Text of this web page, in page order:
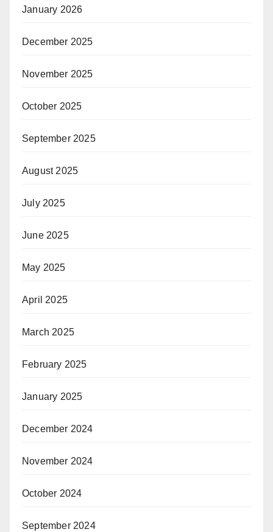
January 2026
December 2025
November 2025
October 2025
September 2025
August 2025
July 2025
June 2025
May 2025
April 2025
March 2025
February 2025
January 2025
December 2024
November 2024
October 2024
September 2024